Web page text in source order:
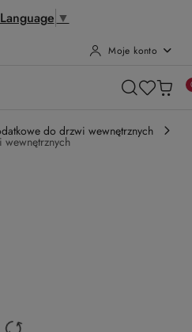
▼
Moje konto
do drzwi wewnętrznych
wewnętrznych